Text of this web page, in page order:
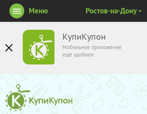
КупиКупон
Мобильное приложение
ещё удобнее
Меню Ростов-на-Дону